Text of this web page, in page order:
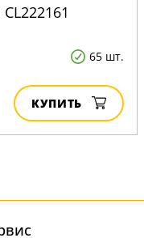
65 шт.
КУПИТЬ